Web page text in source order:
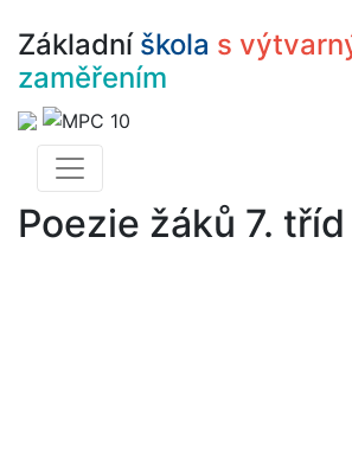
Základní škola s
zaměřením
Poezie žáků 7. tříd